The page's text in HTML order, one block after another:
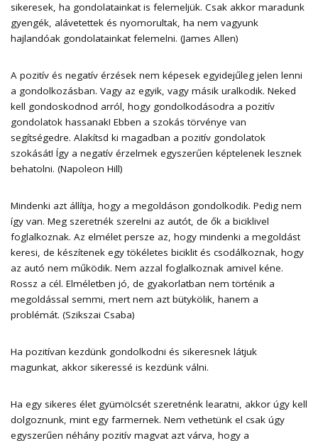
sikeresek, ha gondolatainkat is felemeljük. Csak akkor maradunk
gyengék, alávetettek és nyomorultak, ha nem vagyunk
hajlandóak gondolatainkat felemelni. (James Allen)
A pozitív és negatív érzések nem képesek egyidejűleg jelen lenni
a gondolkozásban. Vagy az egyik, vagy másik uralkodik. Neked
kell gondoskodnod arról, hogy gondolkodásodra a pozitív
gondolatok hassanak! Ebben a szokás törvénye van
segítségedre. Alakítsd ki magadban a pozitív gondolatok
szokását! Így a negatív érzelmek egyszerűen képtelenek lesznek
behatolni. (Napoleon Hill)
Mindenki azt állítja, hogy a megoldáson gondolkodik. Pedig nem
így van. Meg szeretnék szerelni az autót, de ők a biciklivel
foglalkoznak. Az elmélet persze az, hogy mindenki a megoldást
keresi, de készítenek egy tökéletes biciklit és csodálkoznak, hogy
az autó nem működik. Nem azzal foglalkoznak amivel kéne.
Rossz a cél. Elméletben jó, de gyakorlatban nem történik a
megoldással semmi, mert nem azt bütykölik, hanem a
problémát. (Szikszai Csaba)
Ha pozitívan kezdünk gondolkodni és sikeresnek látjuk
magunkat, akkor sikeressé is kezdünk válni.
Ha egy sikeres élet gyümölcsét szeretnénk learatni, akkor úgy kell
dolgoznunk, mint egy farmernek. Nem vethetünk el csak úgy
egyszerűen néhány pozitív magvat azt várva, hogy a